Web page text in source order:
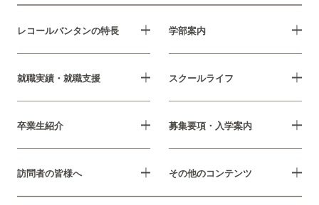
レコールバンタンの特長 学部案内
就職実績・就職支援 スクールライフ
卒業生紹介 募集要項・入学案内
訪問者の皆様へ その他のコンテンツ